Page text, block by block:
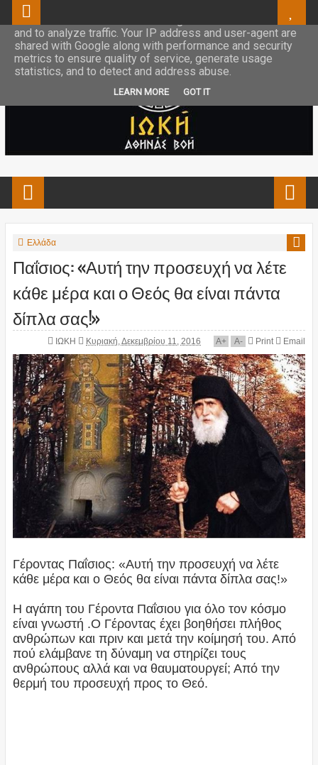
Ελλάδα
Παΐσιος: «Αυτή την προσευχή να λέτε
κάθε μέρα και ο Θεός θα είναι πάντα
δίπλα σας!»
ΙΩΚΗ Κυριακή, Δεκεμβρίου 11, 2016 A+ A- Print Email
Γέροντας Παΐσιος: «Αυτή την προσευχή να λέτε
κάθε μέρα και ο Θεός θα είναι πάντα δίπλα σας!»
Η αγάπη του Γέροντα Παΐσιου για όλο τον κόσμο
είναι γνωστή .Ο Γέροντας έχει βοηθήσει πλήθος
ανθρώπων και πριν και μετά την κοίμησή του. Από
πού ελάμβανε τη δύναμη να στηρίζει τους
ανθρώπους αλλά και να θαυματουργεί; Από την
θερμή του προσευχή προς το Θεό.
This site uses cookies from Google to deliver its services
and to analyze traffic. Your IP address and user-agent are
shared with Google along with performance and security
metrics to ensure quality of service, generate usage
statistics, and to detect and address abuse.
LEARN MORE GOT IT